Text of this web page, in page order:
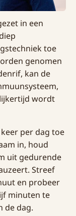
in een
toe
genomen
kan de
wordt
per dag toe
in, houd
uit gedurende
Streef
en probeer
minuten te
de dag.